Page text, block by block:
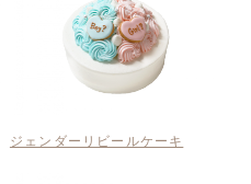
ジェンダーリビールケーキ